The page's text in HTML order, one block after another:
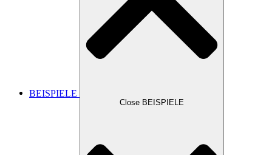
BEISPIELE
Close BEISPIELE